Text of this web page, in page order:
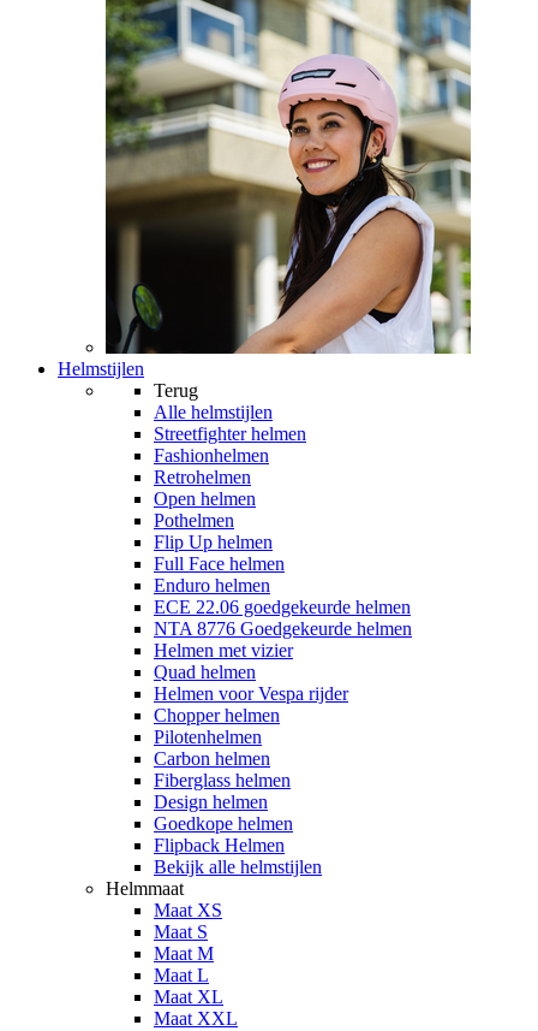
Helmstijlen
Terug
Alle helmstijlen
Streetfighter helmen
Fashionhelmen
Retrohelmen
Open helmen
Pothelmen
Flip Up helmen
Full Face helmen
Enduro helmen
ECE 22.06 goedgekeurde helmen
NTA 8776 Goedgekeurde helmen
Helmen met vizier
Quad helmen
Helmen voor Vespa rijder
Chopper helmen
Pilotenhelmen
Carbon helmen
Fiberglass helmen
Design helmen
Goedkope helmen
Flipback Helmen
Bekijk alle helmstijlen
Helmmaat
Maat XS
Maat S
Maat M
Maat L
Maat XL
Maat XXL